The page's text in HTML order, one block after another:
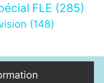
FLE (285)
(148)